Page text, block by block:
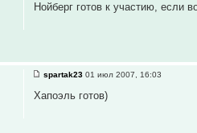
Нойберг готов к участию, если
spartak23 01 июл 2007, 16:03
Хапоэль готов)